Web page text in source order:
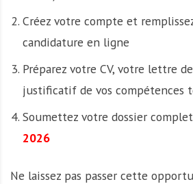
Créez votre compte et
candidature en ligne
Préparez votre CV, votre lettre
justificatif de vos compétences
Soumettez votre dossier complet
2026
Ne laissez pas passer cette